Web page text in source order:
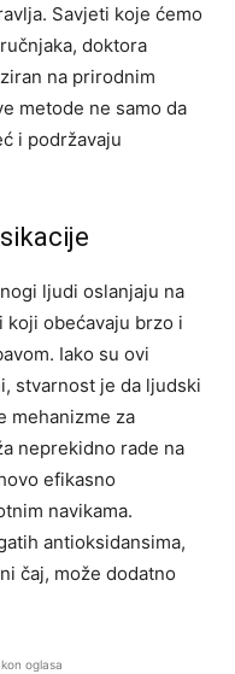
Savjeti koje ćemo
doktora
na prirodnim
metode ne samo da
i podržavaju
ljudi oslanjaju na
koji obećavaju brzo i
Iako su ovi
stvarnost je da ljudski
mehanizme za
neprekidno rade na
efikasno
navikama.
antioksidansima,
čaj, može dodatno
oglasa